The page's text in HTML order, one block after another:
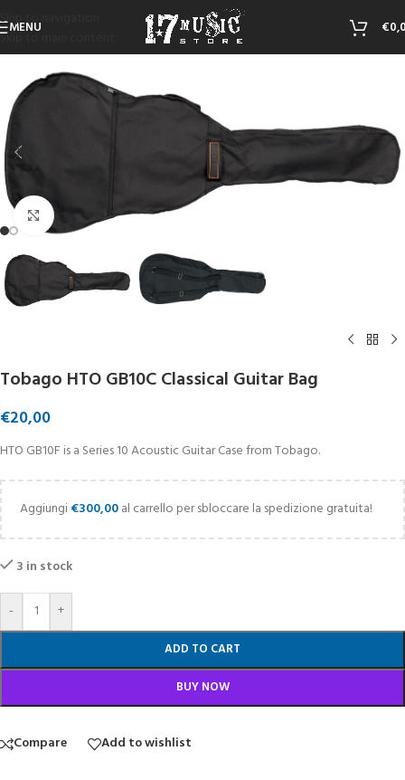
Skip to navigation
Skip to main content
MENU €
Click to enlarge
Tobago HTO GB10C Classical Guitar Bag
€20,00
HTO GB10F is a Series 10 Acoustic Guitar Case from Tobago.
Aggiungi€300,00al carrello per sbloccare la spedizione gratuita!
3 in stock
- +
ADD TO CART
BUY NOW
Compare Add to wishlist